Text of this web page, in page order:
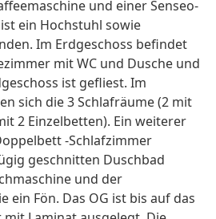
und einer Senseo-
ein Hochstuhl sowie
Im Erdgeschoss befindet
mit WC und Dusche und
ist gefliest. Im
sich die 3 Schlafräume (2 mit
2 Einzelbetten). Ein weiterer
-Schlafzimmer
geschnitten Duschbad
und der
ein Fön. Das OG ist bis auf das